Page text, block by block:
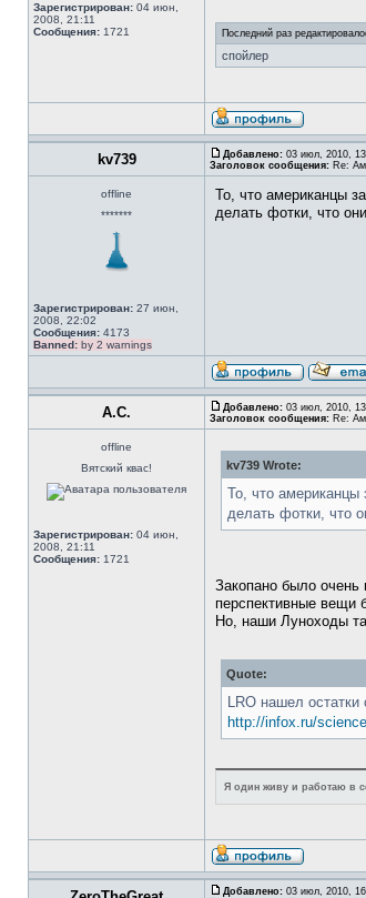
Зарегистрирован: 04 июн,
2008, 21:11
Сообщения: 1721 Последний раз
спойлер
kv739 Добавлено: 03 июл, 2010,
Заголовок сообщения: Re:
offline
*******
Зарегистрирован: 27 июн,
2008, 22:02
Сообщения: 4173
Banned: by 2 warnings
То, что американцы
делать фотки, что
А.С. Добавлено: 03 июл, 2010,
Заголовок сообщения: Re:
offline
Вятский квас!
Зарегистрирован: 04 июн,
2008, 21:11
Сообщения: 1721
kv739 Wrote:
То, что американцы
делать фотки, что
Закопано было очень
перспективные вещи
Но, наши Луноходы
Quote:
LRO нашел
http://infox.ru/
Я один живу и работаю в
Добавлено: 03 июл, 2010,